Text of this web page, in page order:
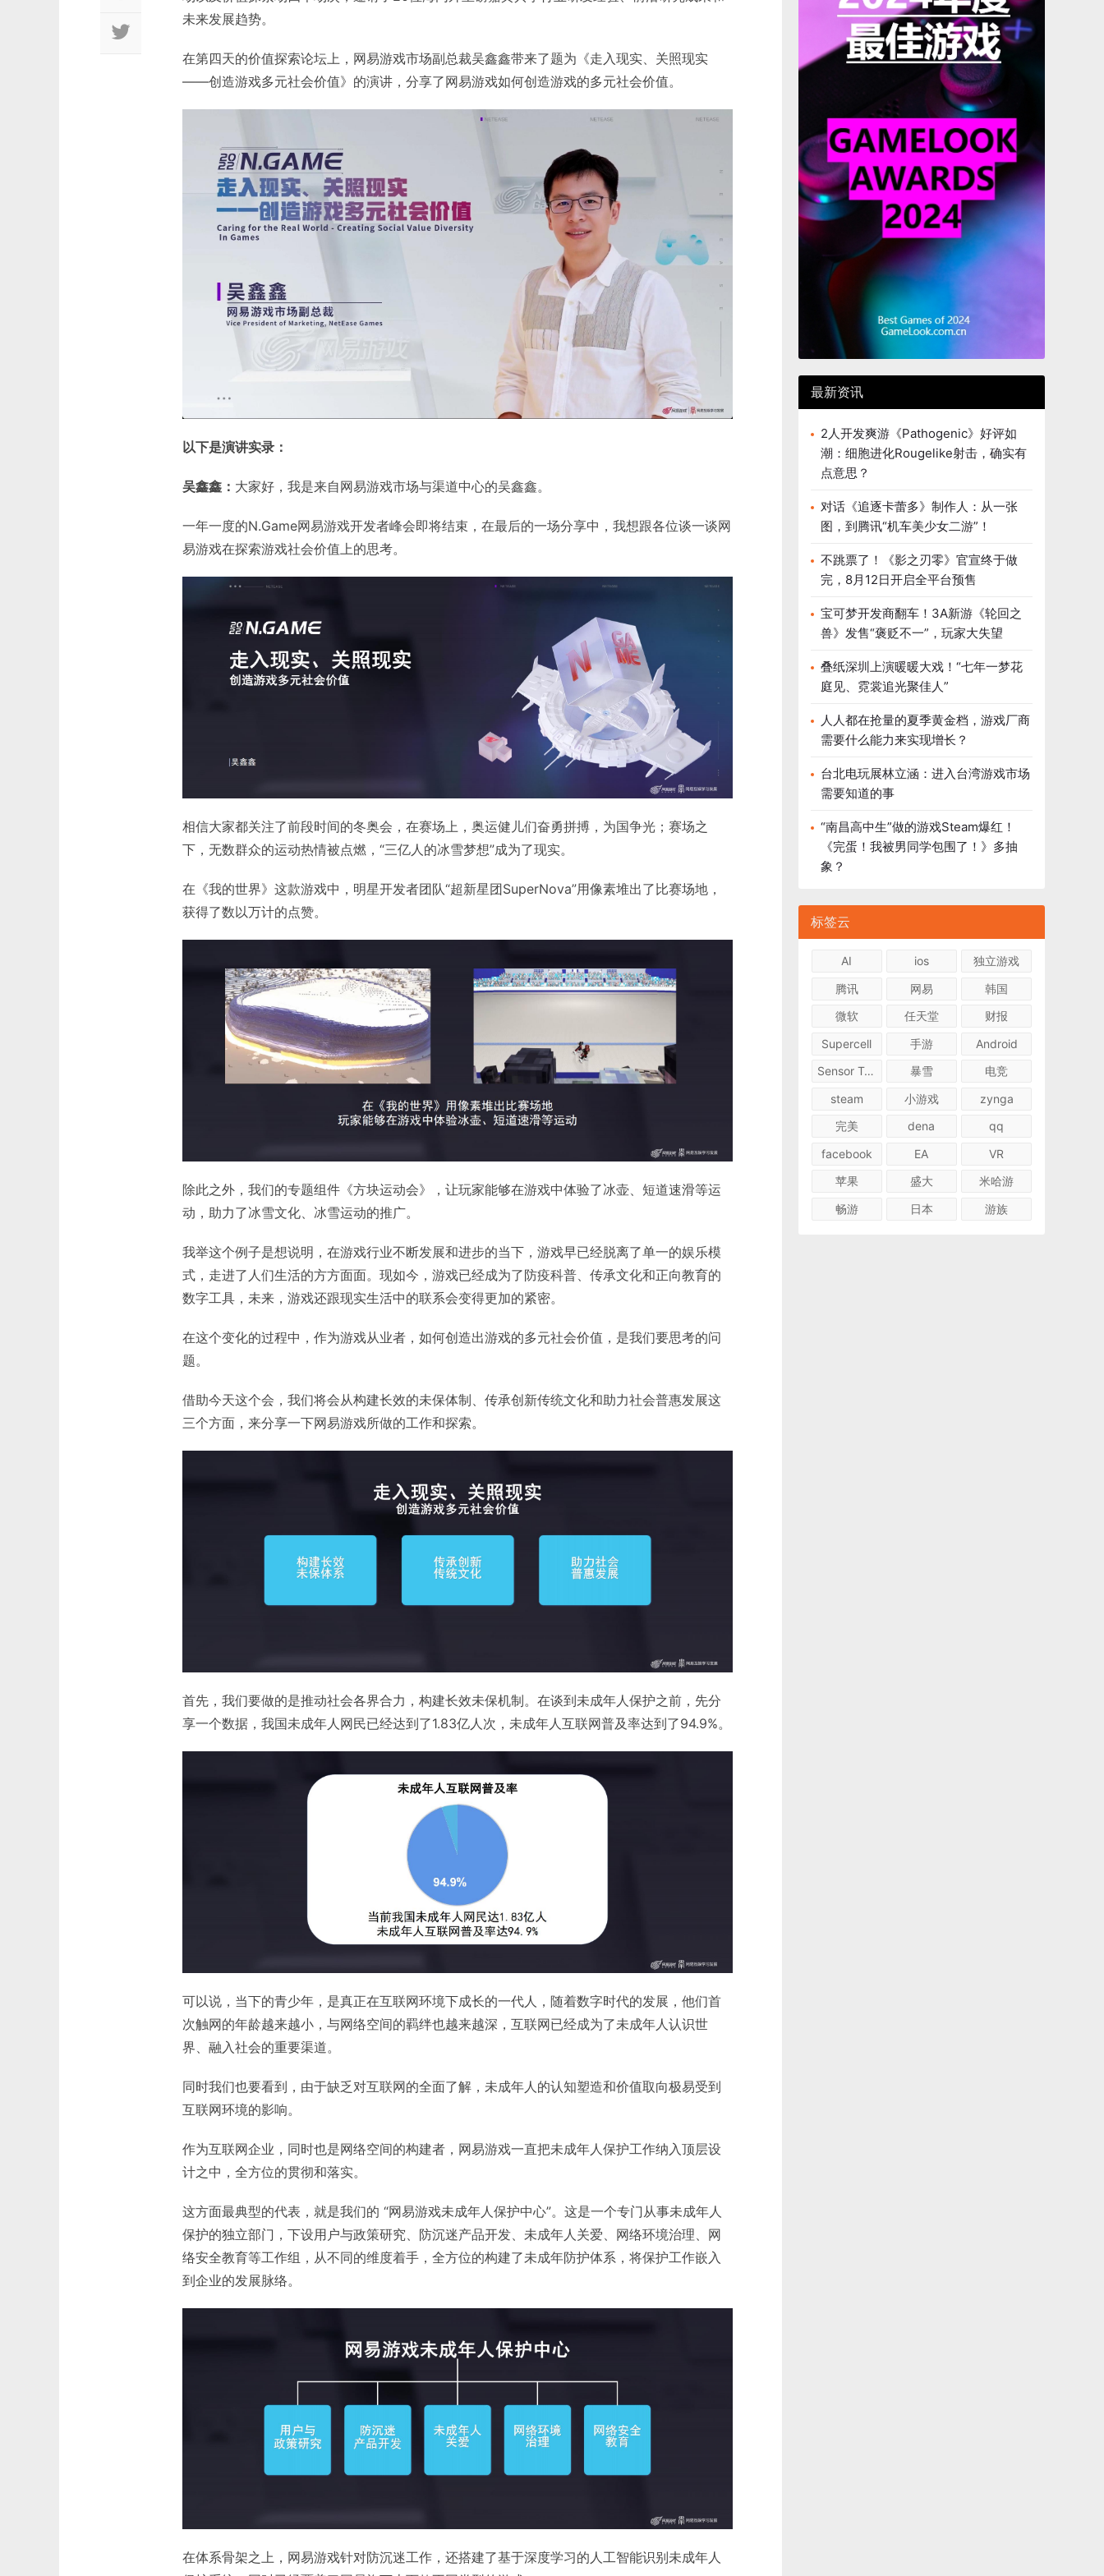
未来发展趋势。
在第四天的价值探索论坛上，网易游戏市场副总裁吴鑫鑫带来了题为《走入现实、关照现实
——创造游戏多元社会价值》的演讲，分享了网易游戏如何创造游戏的多元社会价值。
以下是演讲实录：
吴鑫鑫： 大家好，我是来自网易游戏市场与渠道中心的吴鑫鑫。
一年一度的N.Game网易游戏开发者峰会即将结束，在最后的一场分享中，我想跟各位谈一谈网
易游戏在探索游戏社会价值上的思考。
相信大家都关注了前段时间的冬奥会，在赛场上，奥运健儿们奋勇拼搏，为国争光；赛场之
下，无数群众的运动热情被点燃，“三亿人的冰雪梦想”成为了现实。
在《我的世界》这款游戏中，明星开发者团队“超新星团SuperNova”用像素堆出了比赛场地，
获得了数以万计的点赞。
除此之外，我们的专题组件《方块运动会》，让玩家能够在游戏中体验了冰壶、短道速滑等运
动，助力了冰雪文化、冰雪运动的推广。
我举这个例子是想说明，在游戏行业不断发展和进步的当下，游戏早已经脱离了单一的娱乐模
式，走进了人们生活的方方面面。现如今，游戏已经成为了防疫科普、传承文化和正向教育的
数字工具，未来，游戏还跟现实生活中的联系会变得更加的紧密。
在这个变化的过程中，作为游戏从业者，如何创造出游戏的多元社会价值，是我们要思考的问
题。
借助今天这个会，我们将会从构建长效的未保体制、传承创新传统文化和助力社会普惠发展这
三个方面，来分享一下网易游戏所做的工作和探索。
首先，我们要做的是推动社会各界合力，构建长效未保机制。在谈到未成年人保护之前，先分
享一个数据，我国未成年人网民已经达到了1.83亿人次，未成年人互联网普及率达到了94.9%。
可以说，当下的青少年，是真正在互联网环境下成长的一代人，随着数字时代的发展，他们首
次触网的年龄越来越小，与网络空间的羁绊也越来越深，互联网已经成为了未成年人认识世
界、融入社会的重要渠道。
同时我们也要看到，由于缺乏对互联网的全面了解，未成年人的认知塑造和价值取向极易受到
互联网环境的影响。
作为互联网企业，同时也是网络空间的构建者，网易游戏一直把未成年人保护工作纳入顶层设
计之中，全方位的贯彻和落实。
这方面最典型的代表，就是我们的 “网易游戏未成年人保护中心”。这是一个专门从事未成年人
保护的独立部门，下设用户与政策研究、防沉迷产品开发、未成年人关爱、网络环境治理、网
络安全教育等工作组，从不同的维度着手，全方位的构建了未成年防护体系，将保护工作嵌入
到企业的发展脉络。
在体系骨架之上，网易游戏针对防沉迷工作，还搭建了基于深度学习的人工智能识别未成年人
最新资讯
2人开发爽游《Pathogenic》好评如
潮：细胞进化Rougelike射击，确实有
点意思？
对话《追逐卡蕾多》制作人：从一张
图，到腾讯“机车美少女二游”！
不跳票了！《影之刃零》官宣终于做
完，8月12日开启全平台预售
宝可梦开发商翻车！3A新游《轮回之
兽》发售“褒贬不一”，玩家大失望
叠纸深圳上演暖暖大戏！“七年一梦花
庭见、霓裳追光聚佳人”
人人都在抢量的夏季黄金档，游戏厂商
需要什么能力来实现增长？
台北电玩展林立涵：进入台湾游戏市场
需要知道的事
“南昌高中生”做的游戏Steam爆红！
《完蛋！我被男同学包围了！》多抽
象？
标签云
AI ios
独立游戏
腾讯
网易
韩国
微软
任天堂
财报
Supercell
手游
Android
Sensor Tower
暴雪
电竞
steam
小游戏
zynga
完美
dena
qq
facebook
EA
VR
苹果
盛大
米哈游
畅游
日本 游族